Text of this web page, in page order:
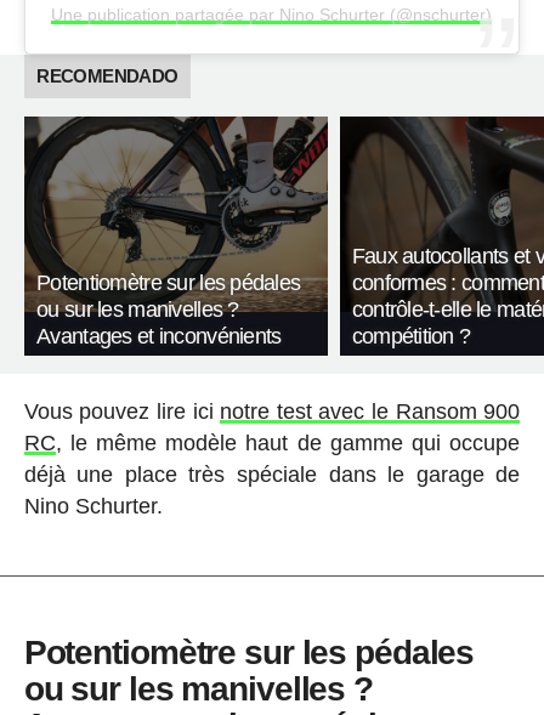
Une publication partagée par Nino Schurter (@nschurter)
RECOMENDADO
Potentiomètre sur les pédales
ou sur les manivelles ?
Avantages et inconvénients
Faux autocollants et
conformes :
contrôle-t-elle le
compétition ?
Vous pouvez lire ici notre test avec le Ransom 900
RC, le même modèle haut de gamme qui occupe
déjà une place très spéciale dans le garage de
Nino Schurter.
Potentiomètre sur les pédales
ou sur les manivelles ?